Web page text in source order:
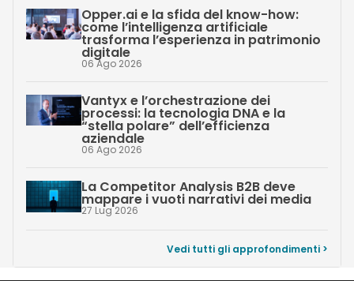
Opper.ai e la sfida del know-how:
come l’intelligenza artificiale
trasforma l’esperienza in patrimonio
digitale
06 Ago 2026
Vantyx e l’orchestrazione dei
processi: la tecnologia DNA e la
“stella polare” dell’efficienza
aziendale
06 Ago 2026
La Competitor Analysis B2B deve
mappare i vuoti narrativi dei media
27 Lug 2026
Vedi tutti gli approfondimenti >